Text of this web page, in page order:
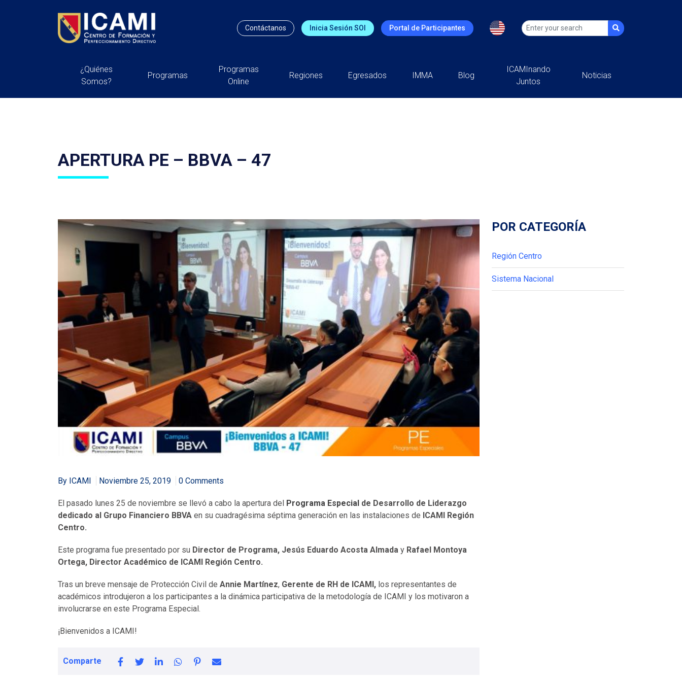
Contáctanos Inicia Sesión SOI Portal de Participantes
¿Quiénes
Somos?
Programas
Programas
Online
Regiones Egresados IMMA Blog
ICAMInando
Juntos
Noticias
APERTURA PE – BBVA – 47
By ICAMI Noviembre 25, 2019 0 Comments
El pasado lunes 25 de noviembre se llevó a cabo la apertura del Programa Especial de Desarrollo de Liderazgo
dedicado al Grupo Financiero BBVA en su cuadragésima séptima generación en las instalaciones de ICAMI Región
Centro.
Este programa fue presentado por su Director de Programa, Jesús Eduardo Acosta Almada y Rafael Montoya
Ortega, Director Académico de ICAMI Región Centro.
Tras un breve mensaje de Protección Civil de Annie Martínez, Gerente de RH de ICAMI, los representantes de
académicos introdujeron a los participantes a la dinámica participativa de la metodología de ICAMI y los motivaron a
involucrarse en este Programa Especial.
¡Bienvenidos a ICAMI!
Comparte
POR CATEGORÍA
Región Centro
Sistema Nacional